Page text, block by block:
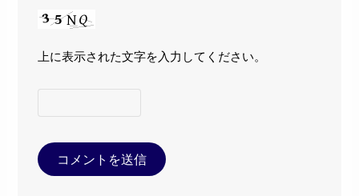
上に表示された文字を入力してください。